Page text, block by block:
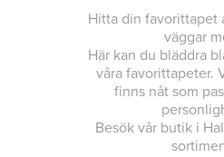
Hitta din favorittapet
väggar
Här kan du bläddra
våra favorittapeter.
finns nåt som
Besök vår butik i